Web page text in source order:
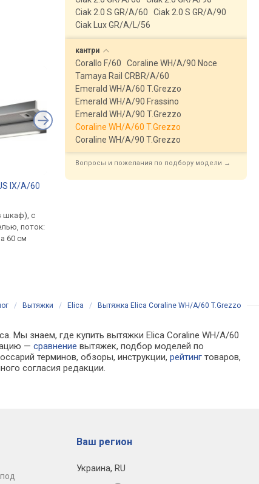
IX/A/60
шкаф), с
поток:
60 см
Ciak 2.0 S GR/A/60
Ciak 2.0 S GR/A/90
Ciak Lux GR/A/L/56
кантри
Corallo F/60
Coraline WH/A/90 Noce
Tamaya Rail CRBR/A/60
Emerald WH/A/60 T.Grezzo
Emerald WH/A/90 Frassino
Emerald WH/A/90 T.Grezzo
Coraline WH/A/60 T.Grezzo
Coraline WH/A/90 T.Grezzo
Вопросы и пожелания по подбору модели →
/ Вытяжки / Elica / Вытяжка Elica Coraline WH/A/60 T.Grezzo
Мы знаем, где купить вытяжки Elica Coraline WH/A/60
—сравнение вытяжек, подбор моделей по
терминов, обзоры, инструкции,рейтинг товаров,
согласия редакции.
Ваш регион
Украина, RU